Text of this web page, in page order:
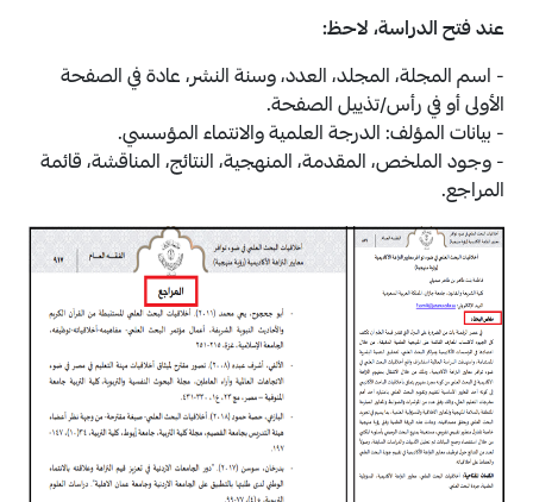
عند فتح الدراسة، لاحظ:
- اسم المجلة، المجلد، العدد، وسنة النشر، عادة في الصفحة
الأولى أو في رأس/تذييل الصفحة.
- بيانات المؤلف: الدرجة العلمية والانتماء المؤسسي.
- وجود الملخص، المقدمة، المنهجية، النتائج، المناقشة، قائمة
المراجع.